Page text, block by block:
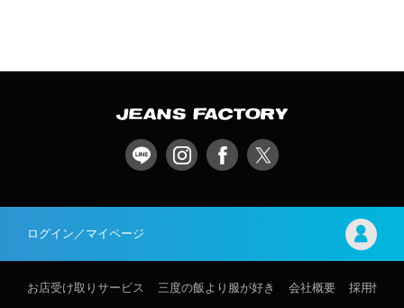
ログイン／マイページ
お店受け取りサービス 三度の飯より服が好き 会社概要 採用情報